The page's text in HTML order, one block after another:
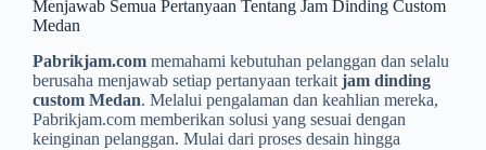
Menjawab Semua Pertanyaan Tentang Jam Dinding Custom
Medan
Pabrikjam.com memahami kebutuhan pelanggan dan selalu
berusaha menjawab setiap pertanyaan terkait jam dinding
custom Medan. Melalui pengalaman dan keahlian mereka,
Pabrikjam.com memberikan solusi yang sesuai dengan
keinginan pelanggan. Mulai dari proses desain hingga